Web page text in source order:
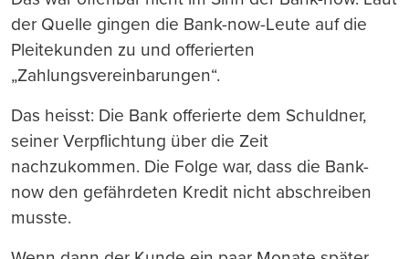
der Quelle gingen die Bank-now-Leute auf die
Pleitekunden zu und offerierten
„Zahlungsvereinbarungen“.
Das heisst: Die Bank offerierte dem Schuldner,
seiner Verpflichtung über die Zeit
nachzukommen. Die Folge war, dass die Bank-
now den gefährdeten Kredit nicht abschreiben
musste.